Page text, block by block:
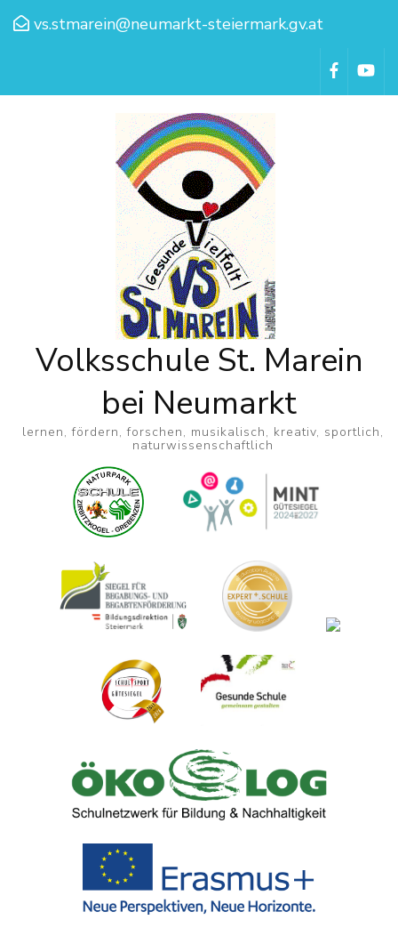
vs.stmarein@neumarkt-steiermark.gv.at
Volksschule St. Marein
bei Neumarkt
lernen, fördern, forschen, musikalisch, kreativ, sportlich,
naturwissenschaftlich